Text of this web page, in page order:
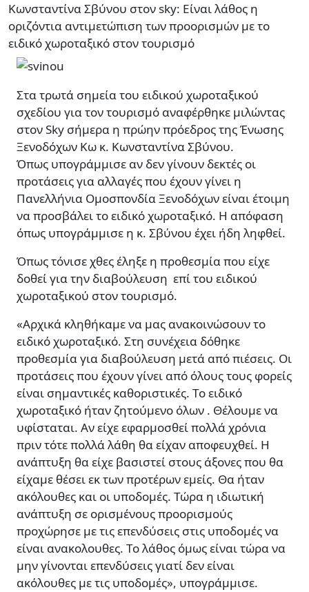
Κωνσταντίνα Σβύνου στον sky: Είναι λάθος η
οριζόντια αντιμετώπιση των προορισμών με το
ειδικό χωροταξικό στον τουρισμό
Στα τρωτά σημεία του ειδικού χωροταξικού
σχεδίου για τον τουρισμό αναφέρθηκε μιλώντας
στον Sky σήμερα η πρώην πρόεδρος της Ένωσης
Ξενοδόχων Κω κ. Κωνσταντίνα Σβύνου.
Όπως υπογράμμισε αν δεν γίνουν δεκτές οι
προτάσεις για αλλαγές που έχουν γίνει η
Πανελλήνια Ομοσπονδία Ξενοδόχων είναι έτοιμη
να προσβάλει το ειδικό χωροταξικό. Η απόφαση
όπως υπογράμμισε η κ. Σβύνου έχει ήδη ληφθεί.
Όπως τόνισε χθες έληξε η προθεσμία που είχε
δοθεί για την διαβούλευση επί του ειδικού
χωροταξικού στον τουρισμό.
«Αρχικά κληθήκαμε να μας ανακοινώσουν το
ειδικό χωροταξικό. Στη συνέχεια δόθηκε
προθεσμία για διαβούλευση μετά από πιέσεις. Οι
προτάσεις που έχουν γίνει από όλους τους φορείς
είναι σημαντικές καθοριστικές. Το ειδικό
χωροταξικό ήταν ζητούμενο όλων . Θέλουμε να
υφίσταται. Αν είχε εφαρμοσθεί πολλά χρόνια
πριν τότε πολλά λάθη θα είχαν αποφευχθεί. Η
ανάπτυξη θα είχε βασιστεί στους άξονες που θα
είχαμε θέσει εκ των προτέρων εμείς. Θα ήταν
ακόλουθες και οι υποδομές. Τώρα η ιδιωτική
ανάπτυξη σε ορισμένους προορισμούς
προχώρησε με τις επενδύσεις στις υποδομές να
είναι ανακολουθες. Το λάθος όμως είναι τώρα να
μην γίνονται επενδύσεις γιατί δεν είναι
ακόλουθες με τις υποδομές», υπογράμμισε.